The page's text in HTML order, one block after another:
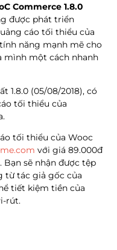
Commerce 1.8.0
được phát triển
cáo tối thiểu của
năng mạnh mẽ cho
mình một cách nhanh
1.8.0 (05/08/2018), có
tối thiểu của
tối thiểu của Wooc
với giá 89.000đ
. Bạn sẽ nhận được tệp
từ tác giả gốc của
tiết kiệm tiền của
rút.